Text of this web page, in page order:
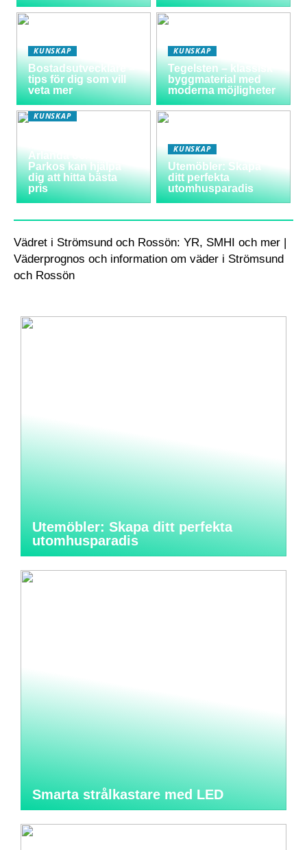
KUNSKAP
Bostadsutvecklare –
tips för dig som vill
veta mer
KUNSKAP
Tegelsten – klassisk
byggmaterial med
moderna möjligheter
KUNSKAP
Arlanda och hur
Parkos kan hjälpa
dig att hitta bästa
pris
KUNSKAP
Utemöbler: Skapa
ditt perfekta
utomhusparadis
Vädret i Strömsund och Rossön: YR, SMHI och mer |
Väderprognos och information om väder i Strömsund
och Rossön
Utemöbler: Skapa ditt perfekta
utomhusparadis
Smarta strålkastare med LED